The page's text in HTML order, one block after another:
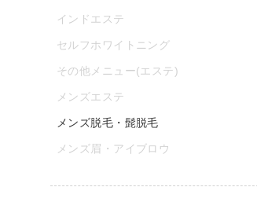
インドエステ
セルフホワイトニング
その他メニュー(エステ)
メンズエステ
メンズ脱毛・髭脱毛
メンズ眉・アイブロウ